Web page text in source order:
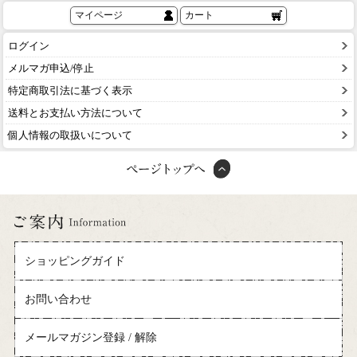
マイページ カート
ログイン
メルマガ申込/停止
特定商取引法に基づく表示
送料とお支払い方法について
個人情報の取扱いについて
ショッピングガイド
お問い合わせ
メールマガジン登録 / 解除